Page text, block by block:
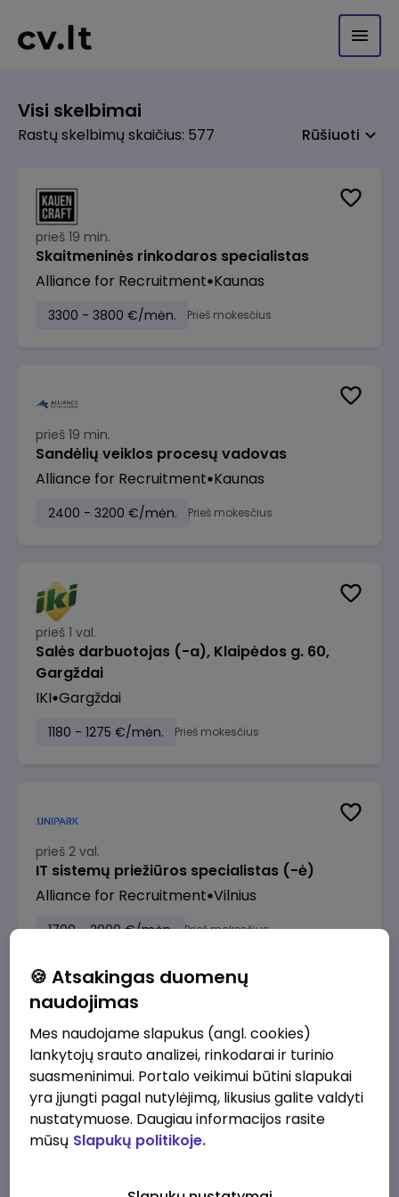
Visi skelbimai
Rastų skelbimų skaičius: 577 Rūšiuoti
prieš 19 min.
Skaitmeninės rinkodaros specialistas
Alliance for Recruitment Kaunas
3300 - 3800 €/mėn. Prieš mokesčius
prieš 19 min.
Sandėlių veiklos procesų vadovas
Alliance for Recruitment Kaunas
2400 - 3200 €/mėn. Prieš mokesčius
prieš 1 val.
Salės darbuotojas (-a), Klaipėdos g. 60,
Gargždai
IKI Gargždai
1180 - 1275 €/mėn. Prieš mokesčius
prieš 2 val.
IT sistemų priežiūros specialistas (-ė)
Alliance for Recruitment Vilnius
1700 - 2000 €/mėn. Prieš mokesčius
liko 1 d.
PARDUOTUVĖS DIREKTORIUS (-Ė) ŠIAULIUOSE
Alliance for Recruitment Šiauliai
2530 - 3160 €/mėn. Prieš mokesčius
🍪 Atsakingas duomenų
naudojimas
Mes naudojame slapukus (angl. cookies)
lankytojų srauto analizei, rinkodarai ir turinio
suasmeninimui. Portalo veikimui būtini slapukai
yra įjungti pagal nutylėjimą, likusius galite valdyti
nustatymuose. Daugiau informacijos rasite
mūsų Slapukų politikoje.